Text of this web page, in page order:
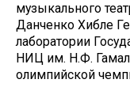
музыкального
Данченко Хибле
лаборатории
НИЦ им. Н.Ф.
олимпийской